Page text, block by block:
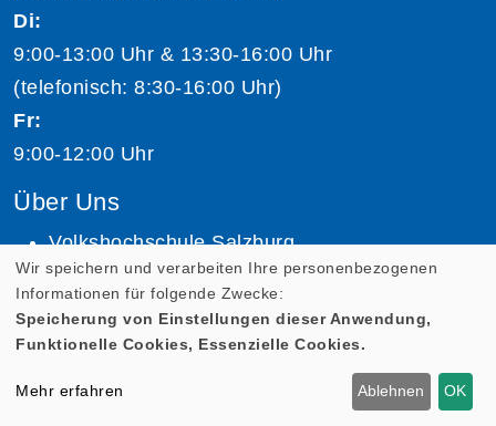
Di:
9:00-13:00 Uhr & 13:30-16:00 Uhr
(telefonisch: 8:30-16:00 Uhr)
Fr:
9:00-12:00 Uhr
Über Uns
Volkshochschule Salzburg
Team Volkshochschule Salzburg
Jobs
Wir speichern und verarbeiten Ihre personenbezogenen
Informationen für folgende Zwecke:
Speicherung von Einstellungen dieser Anwendung,
Funktionelle Cookies, Essenzielle Cookies.
Mehr erfahren Ablehnen OK